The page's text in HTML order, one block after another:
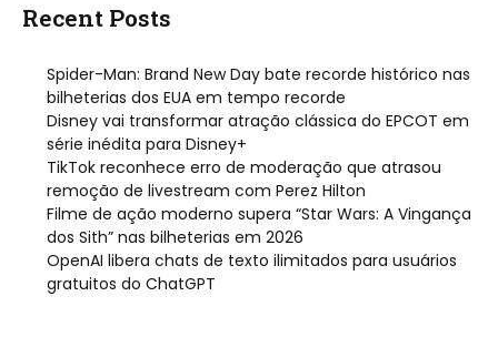
Recent Posts
Spider-Man: Brand New Day bate recorde histórico nas
bilheterias dos EUA em tempo recorde
Disney vai transformar atração clássica do EPCOT em
série inédita para Disney+
TikTok reconhece erro de moderação que atrasou
remoção de livestream com Perez Hilton
Filme de ação moderno supera “Star Wars: A Vingança
dos Sith” nas bilheterias em 2026
OpenAI libera chats de texto ilimitados para usuários
gratuitos do ChatGPT